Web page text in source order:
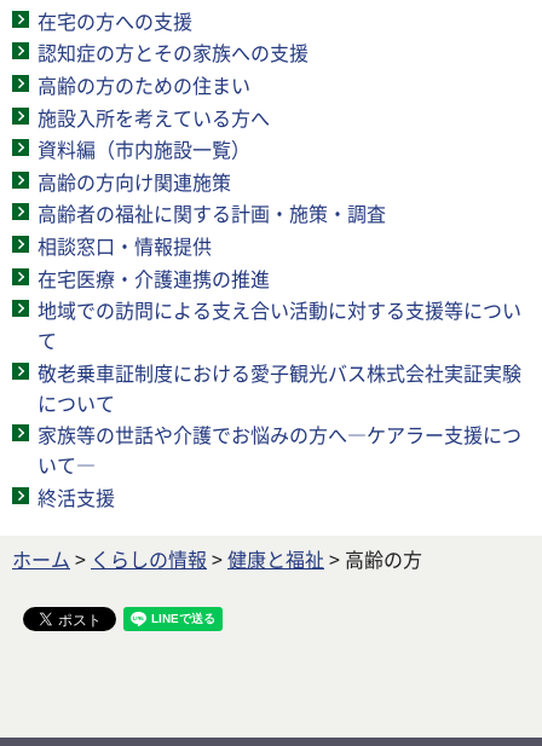
在宅の方への支援
認知症の方とその家族への支援
高齢の方のための住まい
施設入所を考えている方へ
資料編（市内施設一覧）
高齢の方向け関連施策
高齢者の福祉に関する計画・施策・調査
相談窓口・情報提供
在宅医療・介護連携の推進
地域での訪問による支え合い活動に対する支援等につい
て
敬老乗車証制度における愛子観光バス株式会社実証実験
について
家族等の世話や介護でお悩みの方へ―ケアラー支援につ
いて―
終活支援
ホーム > くらしの情報 >健康と福祉 > 高齢の方